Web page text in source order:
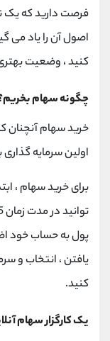
فرصت دارید که یک
اصول آن را یاد می
کنید ، وضعیت
چگونه سهام
خرید سهام آنچنان
اولین سرمایه گذاری
برای خرید سهام ،
پول به حساب خود
یافتن ، انتخاب و
کنید.
یک کارگزار سهام